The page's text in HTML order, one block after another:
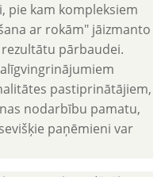
pie kam kompleksiem
ar rokām" jāizmanto
pārbaudei.
pastiprinātājiem,
nodarbību pamatu,
paņēmieni var